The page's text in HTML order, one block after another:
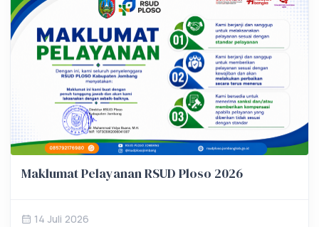
Maklumat Pelayanan RSUD Ploso 2026
14 Juli 2026